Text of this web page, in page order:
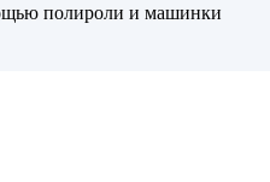
полироли и машинки